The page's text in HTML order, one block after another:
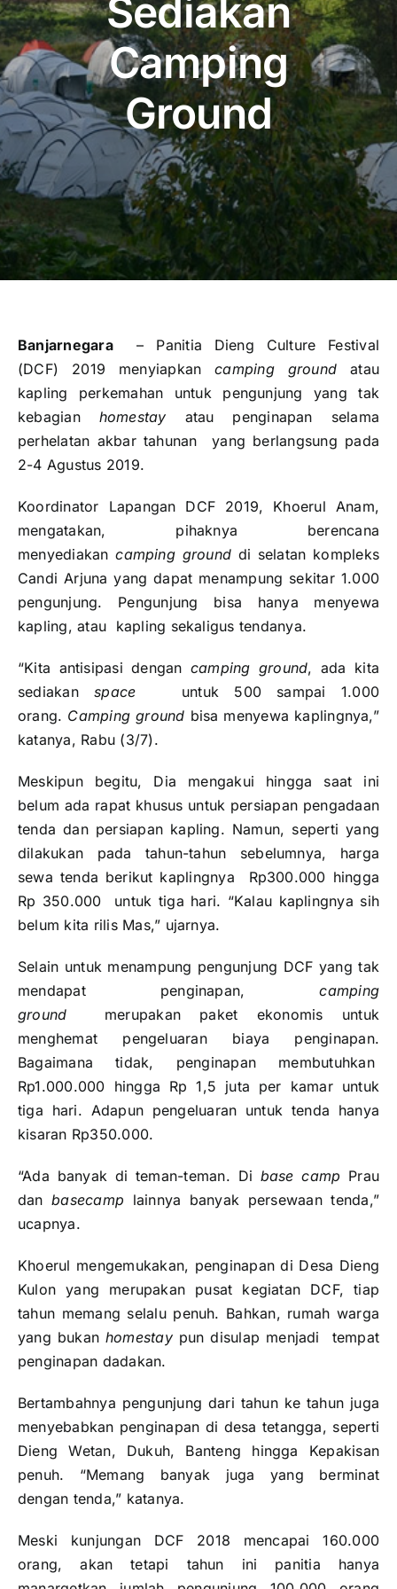
Publikasi
Peta Wisata
BLU
Sediakan
Camping
Ground
Banjarnegara
– Panitia Dieng Culture Festival
(DCF) 2019 menyiapkancamping groundatau
kapling perkemahan untuk pengunjung yang tak
kebagian homestay atau penginapan selama
perhelatan akbar tahunan yang berlangsung pada
2-4 Agustus 2019.
Koordinator Lapangan DCF 2019, Khoerul Anam,
mengatakan, pihaknya berencana
menyediakancamping ground di selatan kompleks
Candi Arjuna yang dapat menampung sekitar 1.000
pengunjung. Pengunjung bisa hanya menyewa
kapling, atau kapling sekaligus tendanya.
“Kita antisipasi dengan camping ground, ada kita
sediakanspace untuk 500 sampai 1.000
orang. Camping ground bisa menyewa kaplingnya,”
katanya, Rabu (3/7).
Meskipun begitu, Dia mengakui hingga saat ini
belum ada rapat khusus untuk persiapan pengadaan
tenda dan persiapan kapling. Namun, seperti yang
dilakukan pada tahun-tahun sebelumnya, harga
sewa tenda berikut kaplingnya Rp300.000 hingga
Rp 350.000 untuk tiga hari. “Kalau kaplingnya sih
belum kita rilis Mas,” ujarnya.
Selain untuk menampung pengunjung DCF yang tak
mendapat penginapan,camping
ground merupakan paket ekonomis untuk
menghemat pengeluaran biaya penginapan.
Bagaimana tidak, penginapan membutuhkan
Rp1.000.000 hingga Rp 1,5 juta per kamar untuk
tiga hari. Adapun pengeluaran untuk tenda hanya
kisaran Rp350.000.
“Ada banyak di teman-teman. Di base camp Prau
danbasecamp lainnya banyak persewaan tenda,”
ucapnya.
Khoerul mengemukakan, penginapan di Desa Dieng
Kulon yang merupakan pusat kegiatan DCF, tiap
tahun memang selalu penuh. Bahkan, rumah warga
yang bukan homestay pun disulap menjadi tempat
penginapan dadakan.
Bertambahnya pengunjung dari tahun ke tahun juga
menyebabkan penginapan di desa tetangga, seperti
Dieng Wetan, Dukuh, Banteng hingga Kepakisan
penuh. “Memang banyak juga yang berminat
dengan tenda,” katanya.
Meski kunjungan DCF 2018 mencapai 160.000
orang, akan tetapi tahun ini panitia hanya